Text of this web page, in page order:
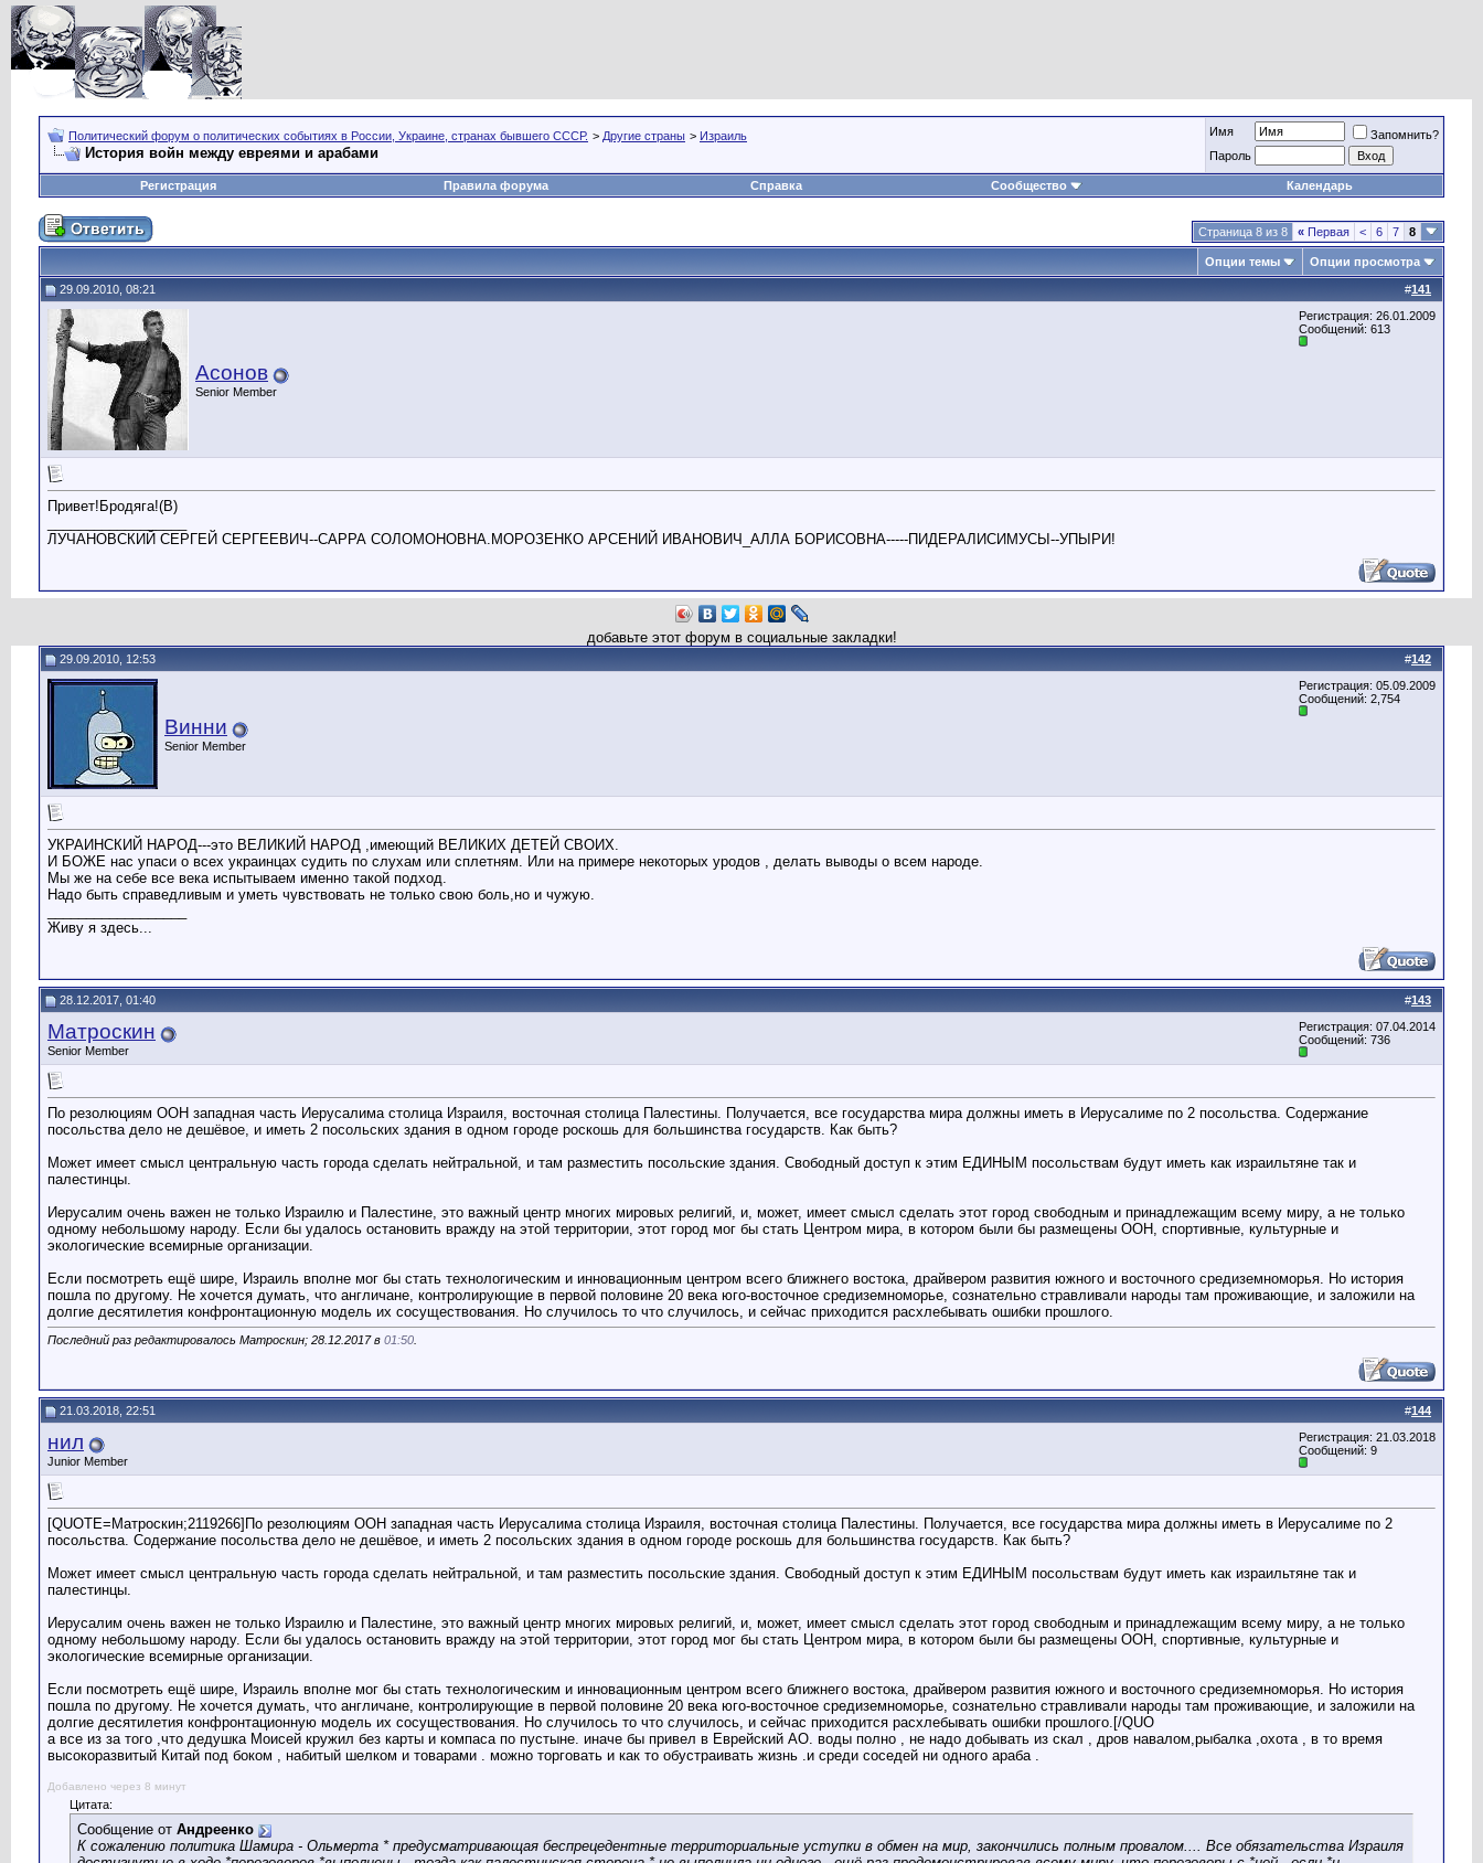
Политический форум о политических событиях в России, Украине, странах бывшего СССР. > Другие страны > Израиль
История войн между евреями и арабами
Имя
Запомнить?
Пароль
Регистрация Правила форума Справка Сообщество Календарь
Страница 8 из 8 « Первая < 6 7 8
Опции темы Опции просмотра
#141
29.09.2010, 08:21
Асонов
Senior Member
Регистрация: 26.01.2009
Сообщений: 613
Привет!Бродяга!(B)
ЛУЧАНОВСКИЙ СЕРГЕЙ СЕРГЕЕВИЧ--САРРА СОЛОМОНОВНА.МОРОЗЕНКО АРСЕНИЙ ИВАНОВИЧ_АЛЛА БОРИСОВНА-----ПИДЕРАЛИСИМУСЫ--УПЫРИ!
добавьте этот форум в социальные закладки!
#142
29.09.2010, 12:53
Винни
Senior Member
Регистрация: 05.09.2009
Сообщений: 2,754
УКРАИНСКИЙ НАРОД---это ВЕЛИКИЙ НАРОД ,имеющий ВЕЛИКИХ ДЕТЕЙ СВОИХ.
И БОЖЕ нас упаси о всех украинцах судить по слухам или сплетням. Или на примере некоторых уродов , делать выводы о всем народе.
Мы же на себе все века испытываем именно такой подход.
Надо быть справедливым и уметь чувствовать не только свою боль,но и чужую.
Живу я здесь...
#143
28.12.2017, 01:40
Матроскин
Senior Member
Регистрация: 07.04.2014
Сообщений: 736
По резолюциям ООН западная часть Иерусалима столица Израиля, восточная столица Палестины. Получается, все государства мира должны иметь в Иерусалиме по 2 посольства. Содержание
посольства дело не дешёвое, и иметь 2 посольских здания в одном городе роскошь для большинства государств. Как быть?
Может имеет смысл центральную часть города сделать нейтральной, и там разместить посольские здания. Свободный доступ к этим ЕДИНЫМ посольствам будут иметь как израильтяне так и
палестинцы.
Иерусалим очень важен не только Израилю и Палестине, это важный центр многих мировых религий, и, может, имеет смысл сделать этот город свободным и принадлежащим всему миру, а не только
одному небольшому народу. Если бы удалось остановить вражду на этой территории, этот город мог бы стать Центром мира, в котором были бы размещены ООН, спортивные, культурные и
экологические всемирные организации.
Если посмотреть ещё шире, Израиль вполне мог бы стать технологическим и инновационным центром всего ближнего востока, драйвером развития южного и восточного средиземноморья. Но история
пошла по другому. Не хочется думать, что англичане, контролирующие в первой половине 20 века юго-восточное средиземноморье, сознательно стравливали народы там проживающие, и заложили на
долгие десятилетия конфронтационную модель их сосуществования. Но случилось то что случилось, и сейчас приходится расхлебывать ошибки прошлого.
Последний раз редактировалось Матроскин; 28.12.2017 в 01:50
#144
21.03.2018, 22:51
нил
Junior Member
Регистрация: 21.03.2018
Сообщений: 9
[QUOTE=Матроскин;2119266]По резолюциям ООН западная часть Иерусалима столица Израиля, восточная столица Палестины. Получается, все государства мира должны иметь в Иерусалиме по 2
посольства. Содержание посольства дело не дешёвое, и иметь 2 посольских здания в одном городе роскошь для большинства государств. Как быть?
Может имеет смысл центральную часть города сделать нейтральной, и там разместить посольские здания. Свободный доступ к этим ЕДИНЫМ посольствам будут иметь как израильтяне так и
палестинцы.
Иерусалим очень важен не только Израилю и Палестине, это важный центр многих мировых религий, и, может, имеет смысл сделать этот город свободным и принадлежащим всему миру, а не только
одному небольшому народу. Если бы удалось остановить вражду на этой территории, этот город мог бы стать Центром мира, в котором были бы размещены ООН, спортивные, культурные и
экологические всемирные организации.
Если посмотреть ещё шире, Израиль вполне мог бы стать технологическим и инновационным центром всего ближнего востока, драйвером развития южного и восточного средиземноморья. Но история
пошла по другому. Не хочется думать, что англичане, контролирующие в первой половине 20 века юго-восточное средиземноморье, сознательно стравливали народы там проживающие, и заложили на
долгие десятилетия конфронтационную модель их сосуществования. Но случилось то что случилось, и сейчас приходится расхлебывать ошибки прошлого.[/QUO
а все из за того ,что дедушка Моисей кружил без карты и компаса по пустыне. иначе бы привел в Еврейский АО. воды полно , не надо добывать из скал , дров навалом,рыбалка ,охота , в то время
высокоразвитый Китай под боком , набитый шелком и товарами . можно торговать и как то обустраивать жизнь .и среди соседей ни одного араба .
Добавлено через 8 минут
Цитата:
Сообщение от Андреенко
К сожалению политика Шамира - Ольмерта * предусматривающая беспрецедентные территориальные уступки в обмен на мир, закончились полным провалом.... Все обязательства Израиля